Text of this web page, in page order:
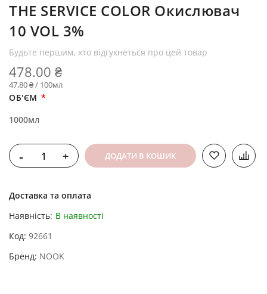
THE SERVICE COLOR Окислювач
10 VOL 3%
Будьте першим, хто відгукнеться про цей товар
478.00 ₴
47,80 ₴ / 100мл
ОБ'ЄМ
1000мл
- + ДОДАТИ В КОШИК
Доставка та оплата
Наявність: В наявності
Код 92661
Бренд NOOK